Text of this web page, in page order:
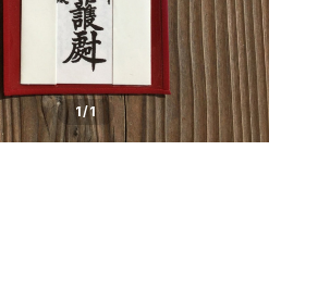
1/1